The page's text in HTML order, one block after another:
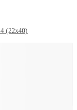
(22х40)